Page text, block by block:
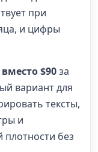
при
и цифры
вместо $90за
вариант для
тексты,
и
плотности без